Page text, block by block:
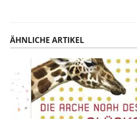
ÄHNLICHE ARTIKEL